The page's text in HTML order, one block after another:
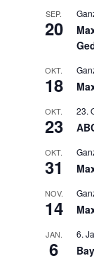
SEP.
20
OKT.
18
OKT.
23
23.
OKT.
31
NOV.
14
JAN.
6
6.